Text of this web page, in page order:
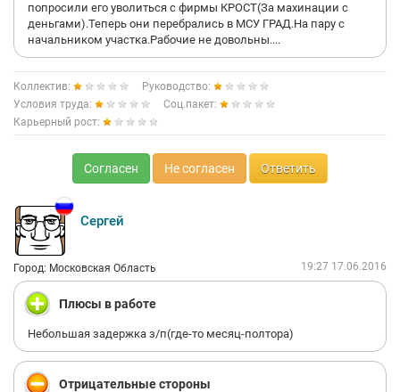
попросили его уволиться с фирмы КРОСТ(За махинации с
деньгами).Теперь они перебрались в МСУ ГРАД.На пару с
начальником участка.Рабочие не довольны....
Коллектив:
Руководство:
Условия труда:
Соц.пакет:
Карьерный рост:
Согласен Не согласен Ответить
Сергей
Город: Московская Область 19:27 17.06.2016
Плюсы в работе
Небольшая задержка з/п(где-то месяц-полтора)
Отрицательные стороны